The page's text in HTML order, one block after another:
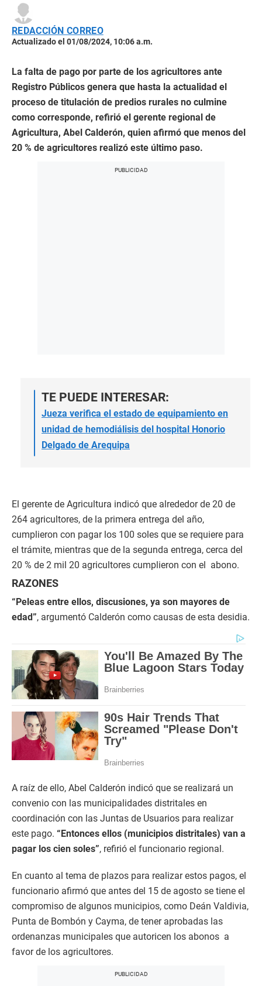
REDACCIÓN CORREO
Actualizado el 01/08/2024, 10:06 a.m.
La falta de pago por parte de los agricultores ante
Registro Públicos genera que hasta la actualidad el
proceso de titulación de predios rurales no culmine
como corresponde, refirió el gerente regional de
Agricultura, Abel Calderón, quien afirmó que menos del
20 % de agricultores realizó este último paso.
TE PUEDE INTERESAR:
Jueza verifica el estado de equipamiento en
unidad de hemodiálisis del hospital Honorio
Delgado de Arequipa
El gerente de Agricultura indicó que alrededor de 20 de
264 agricultores, de la primera entrega del año,
cumplieron con pagar los 100 soles que se requiere para
el trámite, mientras que de la segunda entrega, cerca del
20 % de 2 mil 20 agricultores cumplieron con el abono.
RAZONES
“Peleas entre ellos, discusiones, ya son mayores de
edad”, argumentó Calderón como causas de esta desidia.
A raíz de ello, Abel Calderón indicó que se realizará un
convenio con las municipalidades distritales en
coordinación con las Juntas de Usuarios para realizar
este pago. “Entonces ellos (municipios distritales) van a
pagar los cien soles”, refirió el funcionario regional.
En cuanto al tema de plazos para realizar estos pagos, el
funcionario afirmó que antes del 15 de agosto se tiene el
compromiso de algunos municipios, como Deán Valdivia,
Punta de Bombón y Cayma, de tener aprobadas las
ordenanzas municipales que autoricen los abonos a
favor de los agricultores.